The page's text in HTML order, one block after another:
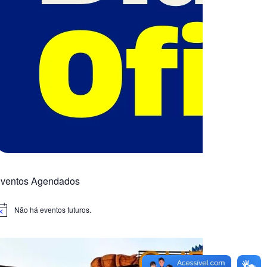
Agendados
Não há eventos futuros.